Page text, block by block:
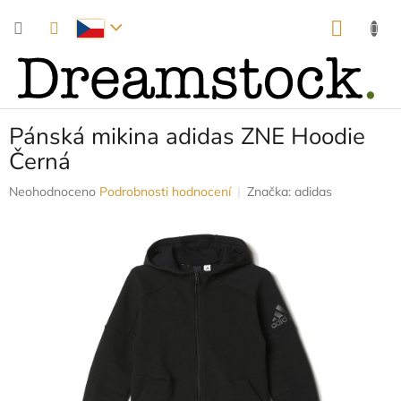
Pánská mikina adidas ZNE Hoodie
Černá
Průměrné
Neohodnoceno Podrobnosti hodnocení Značka: adidas